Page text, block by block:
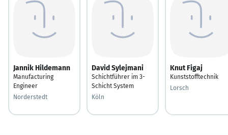
Jannik Hildemann
Manufacturing
Engineer
Norderstedt
David Sylejmani
Schichtführer im 3-
Schicht System
Köln
Knut Figaj
Kunststofftechnik
Lorsch